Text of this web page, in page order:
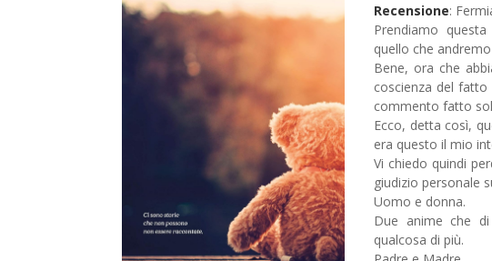
Recensione:
Prendiamo
quello che
Bene, ora che
coscienza del
commento fatto
Ecco, detta così,
era questo il mio
Vi chiedo quindi
giudizio personale
Uomo e donna.
Due anime che
qualcosa di più.